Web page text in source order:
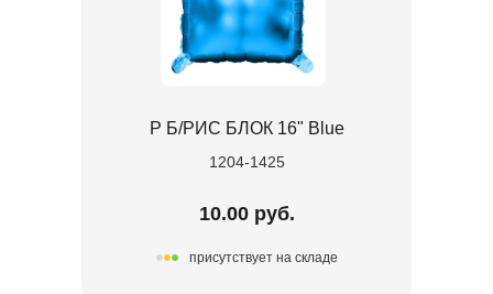
Р Б/РИС БЛОК 16" Blue
1204-1425
10.00 руб.
присутствует на складе